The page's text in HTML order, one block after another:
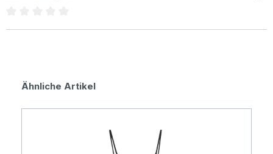
Produktgalerie überspringen
Ähnliche Artikel